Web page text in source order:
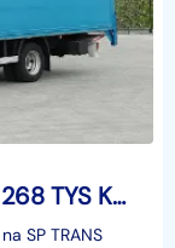
MAN TGL 8.150 Przebieg Tylko 268 TYS KM!!! Euro 5 Sprowadzony Przebieg Udokumentowany , Winda DHOLLANDIA , Kontener , 16 Euro Pal
SP TRANS